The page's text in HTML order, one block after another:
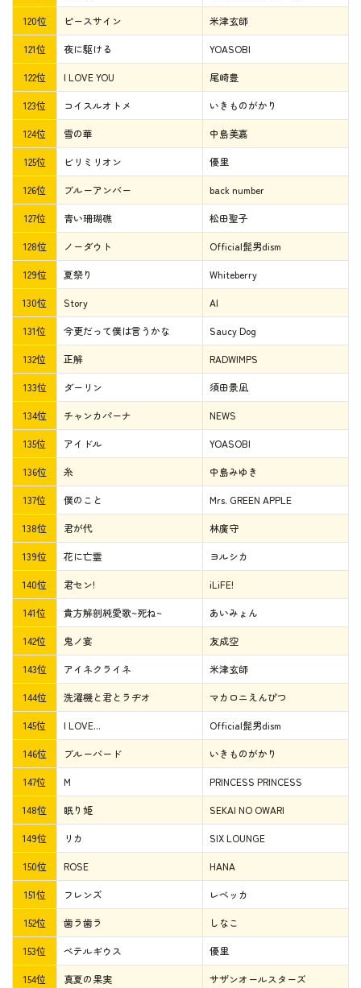
120位 ピースサイン 米津玄師
121位 夜に駆ける YOASOBI
122位 I LOVE YOU 尾崎豊
123位 コイスルオトメ いきものがかり
124位 雪の華 中島美嘉
125位 ビリミリオン 優里
126位 ブルーアンバー back number
127位 青い珊瑚礁 松田聖子
128位 ノーダウト Official髭男dism
129位 夏祭り Whiteberry
130位 Story AI
131位 今更だって僕は言うかな Saucy Dog
132位 正解 RADWIMPS
133位 ダーリン 須田景凪
134位 チャンカパーナ NEWS
135位 アイドル YOASOBI
136位 糸 中島みゆき
137位 僕のこと Mrs. GREEN APPLE
138位 君が代 林廣守
139位 花に亡霊 ヨルシカ
140位 君セン! iLiFE!
141位 貴方解剖純愛歌~死ね~ あいみょん
142位 鬼ノ宴 友成空
143位 アイネクライネ 米津玄師
144位 洗濯機と君とラヂオ マカロニえんぴつ
145位 I LOVE... Official髭男dism
146位 ブルーバード いきものがかり
147位 M PRINCESS PRINCESS
148位 眠り姫 SEKAI NO OWARI
149位 リカ SIX LOUNGE
150位 ROSE HANA
151位 フレンズ レベッカ
152位 歯ラ歯ラ しなこ
153位 ベテルギウス 優里
154位 真夏の果実 サザンオールスターズ